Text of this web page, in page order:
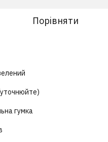
Порівняти
гумка